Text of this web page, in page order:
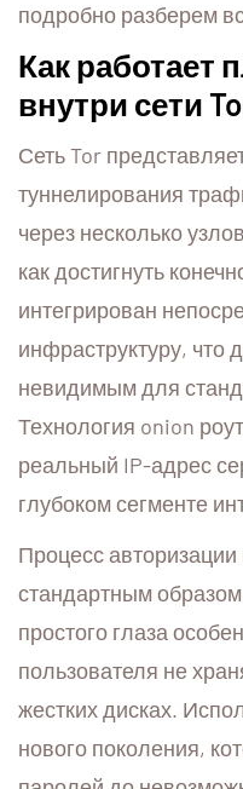
подробно разберем
Как работает
внутри сети
Сеть Tor
туннелирования
через несколько
как достигнуть
интегрирован
инфраструктуру, что
невидимым для
Технология onion
реальный IP-адрес
глубоком сегменте
Процесс
стандартным
простого глаза
пользователя не
жестких дисках.
нового поколения,